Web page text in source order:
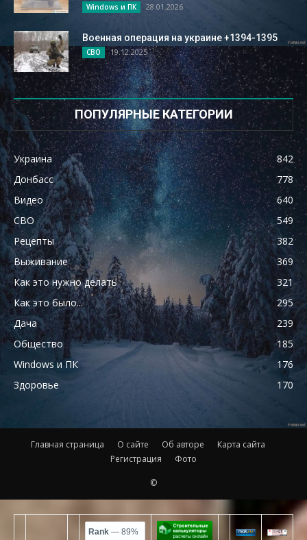
Windows и ПК 28.01.2026
Военная операция на украине +1394-1395
СВО 19.12.2025
ПОПУЛЯРНЫЕ КАТЕГОРИИ
Украина
842
Донбасс
778
Видео
640
СВО
549
Рецепты
382
Выживание
369
Как это нужно делать
321
Как это было...
295
Дача
239
Общество
185
Windows и ПК
176
Здоровье
170
Главная страница О сайте Об авторе
Карта сайта
Регистрация
Фото
©
Rank — 89%